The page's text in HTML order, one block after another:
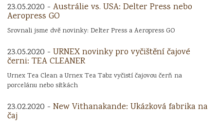
23.05.2020 - Austrálie vs. USA: Delter Press nebo
Aeropress GO
Srovnali jsme dvě novinky: Delter Press a Aeropress GO
23.05.2020 - URNEX novinky pro vyčištění čajové
černi: TEA CLEANER
Urnex Tea Clean a Urnex Tea Tabz vyčistí čajovou čerň na
porcelánu nebo sítkách
23.02.2020 - New Vithanakande: Ukázková fabrika na
čaj